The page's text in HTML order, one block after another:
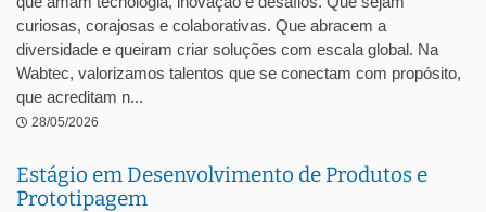
curiosas, corajosas e colaborativas. Que abracem a
diversidade e queiram criar soluções com escala global. Na
Wabtec, valorizamos talentos que se conectam com propósito,
que acreditam n...
28/05/2026
Estágio em Desenvolvimento de Produtos e
Prototipagem